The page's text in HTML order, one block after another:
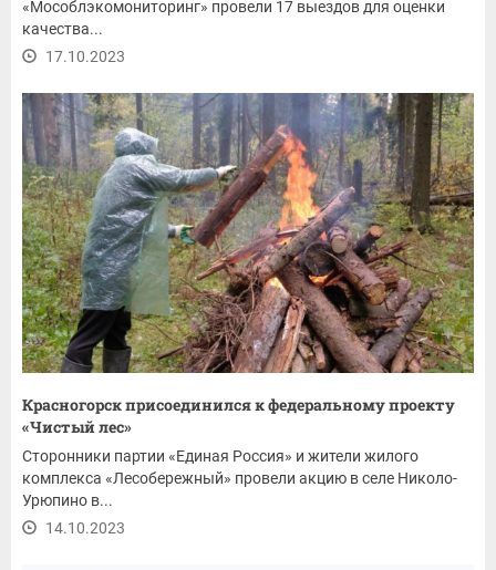
«Мособлэкомониторинг» провели 17 выездов для оценки
качества...
17.10.2023
Красногорск присоединился к федеральному проекту
«Чистый лес»
Сторонники партии «Единая Россия» и жители жилого
комплекса «Лесобережный» провели акцию в селе Николо-
Урюпино в...
14.10.2023